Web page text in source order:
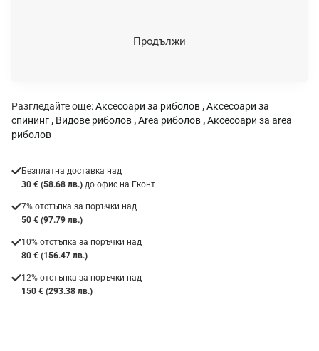
Продължи
Разгледайте още:Аксесоари за риболов ,Аксесоари за
спининг , Видове риболов ,Area риболов ,Аксесоари за area
риболов
Безплатна доставка над
30 € (58.68 лв.) до офис на Еконт
7% отстъпка за поръчки над
50 € (97.79 лв.)
10% отстъпка за поръчки над
80 € (156.47 лв.)
12% отстъпка за поръчки над
150 € (293.38 лв.)